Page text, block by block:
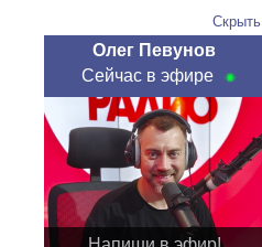
Скрыть
Олег Певунов
Сейчас в эфире